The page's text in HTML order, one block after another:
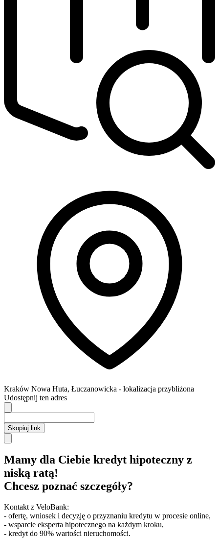
Kraków Nowa Huta, Łuczanowicka - lokalizacja przybliżona
Udostępnij ten adres
Skopiuj link
Mamy dla Ciebie kredyt hipoteczny z
niską ratą!
Chcesz poznać szczegóły?
Kontakt z VeloBank:
- ofertę, wniosek i decyzję o przyznaniu kredytu w procesie online,
- wsparcie eksperta hipotecznego na każdym kroku,
- kredyt do 90% wartości nieruchomości.